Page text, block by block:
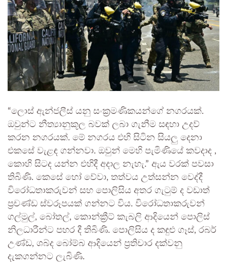
“ලොස් ඇන්ජලීස් යනු සංක්‍රමණිකයන්ගේ නගරයක්.
ඔවුන්ට නීත්‍යානුකූල බවක් ලබා ගැනීම සඳහා උදව්
කරන නගරයක්. මේ නගරය එහි සිටින සියලු දෙනා
එකසේ වැළඳ ගන්නවා. ඔවුන් මෙහි පැමිණියේ කවදාද ,
කොහි සිටද යන්න එහිදී අදාල නැහැ.” ඇය වරක් පවසා
තිබිණි. කෙසේ හෝ වේවා, තත්වය උත්සන්න වෙද්දී
විරෝධතාකරුවන් සහ පොලිසිය අතර ගැටුම් ද වඩාත්
ප්‍රචණ්ඩ ස්වරූපයක් ගන්නට විය. විරෝධතාකරුවන්
ගල්මුල්, බෝතල්, කොන්ක්‍රීට් කැබලි ආදියෙන් පොලිස්
නිලධාරීන්ට පහර දී තිබිණි. පොලිසිය ද කඳුළු ගෑස්, රබර්
උණ්ඩ, ශබ්ද බෝම්බ ආදියෙන් ප්‍රතිචාර දක්වනු
දැකගන්නට ලැබිණි.